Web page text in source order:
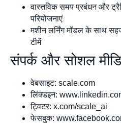
वास्तविक समय प्रबंधन और
परियोजनाएं
मशीन लर्निंग मॉडल के साथ
टीमें
संपर्क और सोशल
वेबसाइट: scale.com
लिंक्डइन:
ट्विटर: x.com/scale_ai
फेसबुक: